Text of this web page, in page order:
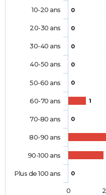
0
0
0
0
0
1
0
0
10-20 ans
20-30 ans
30-40 ans
40-50 ans
50-60 ans
60-70 ans
70-80 ans
80-90 ans
90-100 ans
Plus de 100 ans
0 2